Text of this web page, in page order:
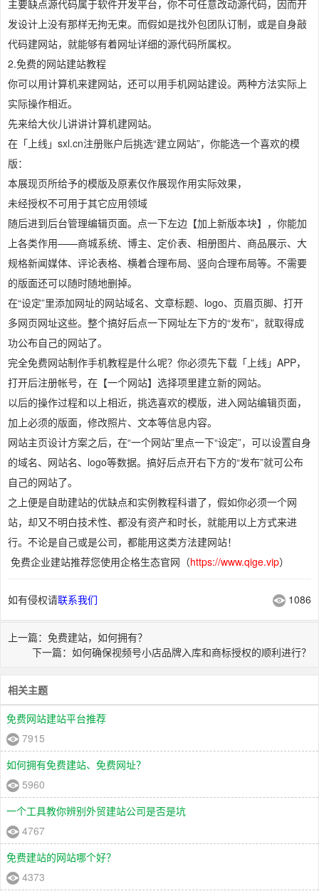
主要缺点源代码属于软件开发平台，你不可任意改动源代码，因而开
发设计上没有那样无拘无束。而假如是找外包团队订制，或是自身敲
代码建网站，就能够有着网址详细的源代码所属权。
2.免费的网站建站教程
你可以用计算机来建网站，还可以用手机网站建设。两种方法实际上
实际操作相近。
先来给大伙儿讲讲计算机建网站。
在「上线」sxl.cn注册账户后挑选“建立网站”，你能选一个喜欢的模
版：
本展现页所给予的模版及原素仅作展现作用实际效果，
未经授权不可用于其它应用领域
随后进到后台管理编辑页面。点一下左边【加上新版本块】，你能加
上各类作用——商城系统、博主、定价表、相册图片、商品展示、大
规格新闻媒体、评论表格、横着合理布局、竖向合理布局等。不需要
的版面还可以随时随地删掉。
在“设定”里添加网址的网站域名、文章标题、logo、页眉页脚、打开
多网页网址这些。整个搞好后点一下网址左下方的“发布”，就取得成
功公布自己的网站了。
完全免费网站制作手机教程是什么呢？你必须先下载「上线」APP，
打开后注册帐号，在【一个网站】选择项里建立新的网站。
以后的操作过程和以上相近，挑选喜欢的模版，进入网站编辑页面，
加上必须的版面，修改照片、文本等信息内容。
网站主页设计方案之后，在“一个网站”里点一下“设定”，可以设置自身
的域名、网站名、logo等数据。搞好后点开右下方的“发布”就可公布
自己的网站了。
之上便是自助建站的优缺点和实例教程科谱了，假如你必须一个网
站，却又不明白技术性、都没有资产和时长，就能用以上方式来进
行。不论是自己或是公司，都能用这类方法建网站！
免费企业建站推荐您使用企格生态官网（https://www.qige.vip）
如有侵权请联系我们 1086
上一篇：免费建站，如何拥有？
下一篇：如何确保视频号小店品牌入库和商标授权的顺利进行？
相关主题
免费网站建站平台推荐
7915
如何拥有免费建站、免费网址？
5960
一个工具教你辨别外贸建站公司是否是坑
4767
免费建站的网站哪个好？
4373